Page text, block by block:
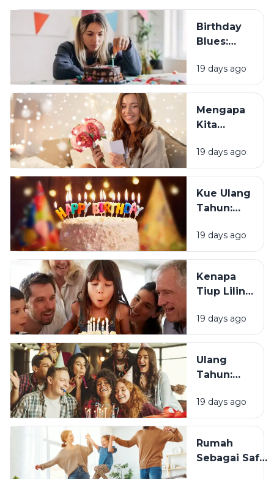
Birthday
Blues:
Sebagian
Orang
Merasa
Sedih Saat
Tahun?
19 days ago
Mengapa
Kita
Mendapat
Ucapan
Tahun?
19 days ago
Kue Ulang
Tahun:
Tradisi Ini
Berawal?
19 days ago
Kenapa
Tiup Lilin
Tradisi
Saat Ulang
19 days ago
Ulang
Tahun:
Momen
Bertambah
Terasa
Istimewa?
19 days ago
Rumah
Sebagai Safe